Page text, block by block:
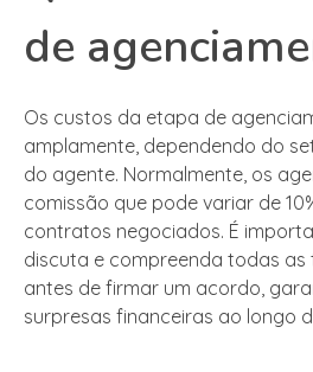
de
Os custos da etapa de
amplamente, dependendo do
do agente. Normalmente, os
comissão que pode variar de
contratos negociados. É
discuta e compreenda todas as
antes de firmar um acordo,
surpresas financeiras ao longo